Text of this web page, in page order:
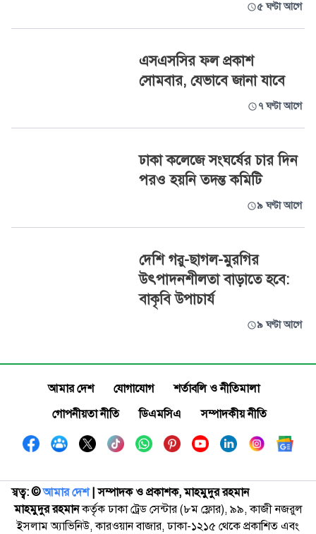
৫ ঘণ্টা আগে
এসএসসির ফল প্রকাশ
সোমবার, যেভাবে জানা যাবে
৭ ঘণ্টা আগে
ঢাকা কলেজে সংঘর্ষের চার দিন
পরও হয়নি তদন্ত কমিটি
৯ ঘণ্টা আগে
দেশি গরু-ছাগল-মুরগির
উৎপাদনশীলতা বাড়াতে হবে:
বাকৃবি উপাচার্য
৯ ঘণ্টা আগে
আমার দেশ যোগাযোগ
শর্তাবলি ও নীতিমালা
গোপনীয়তা নীতি
ডিএমসিএ সম্পাদকীয় নীতি
স্বত্ব: ©️আমার দেশ| সম্পাদক ও প্রকাশক, মাহমুদুর রহমান
মাহমুদুর রহমানকর্তৃক ঢাকা ট্রেড সেন্টার (৮ম ফ্লোর), ৯৯, কাজী নজরুল
ইসলাম অ্যাভিনিউ, কারওয়ান বাজার, ঢাকা-১২১৫ থেকে প্রকাশিত এবং